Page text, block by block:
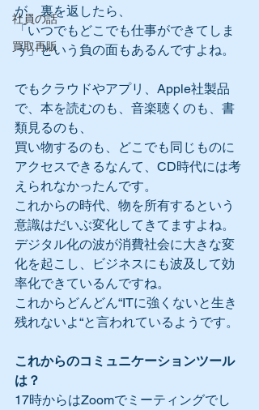
社員の話
買取再販
が、裏を返したら、
「いつでもどこでも仕事ができてしま
う」という負の面もあるんですよね。
でもクラウドやアプリ、Apple社製品
で、本を読むのも、音楽聴くのも、書
類見るのも、
買い物するのも、どこでも同じものに
アクセスできるなんて、CD時代には考
えられなかったんです。
これからの時代、物を所有するという
意識はだいぶ変化してきてますよね。
デジタル化の波が消費社会に大きな変
化を起こし、ビジネスにも波及して効
率化できているんですね。
これからどんどん“ITに強くないと生き
残れないよ“と言われているようです。
これからのコミュニケーションツール
は？
17時からはZoomでミーティングでし